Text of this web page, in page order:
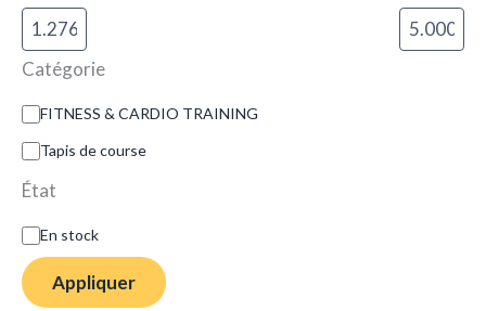
Catégorie
FITNESS & CARDIO TRAINING
Tapis de course
État
En stock
Appliquer